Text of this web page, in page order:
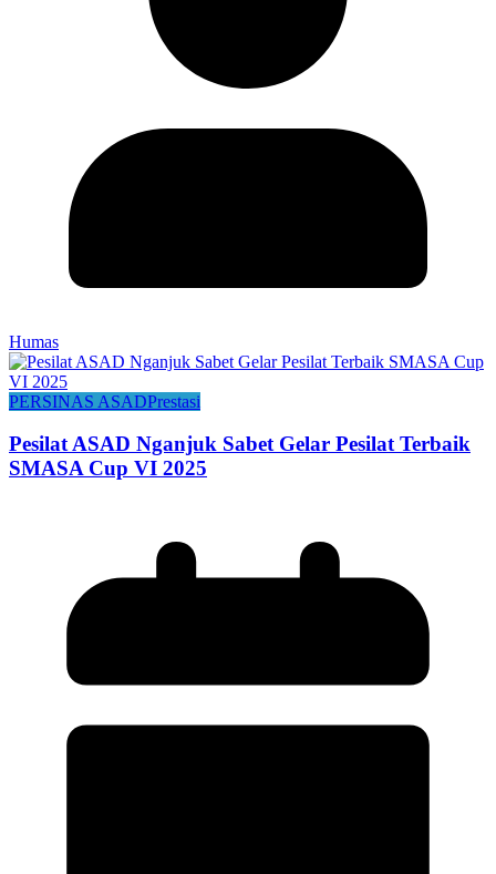
Humas
PERSINAS ASADPrestasi
Pesilat ASAD Nganjuk Sabet Gelar Pesilat Terbaik
SMASA Cup VI 2025